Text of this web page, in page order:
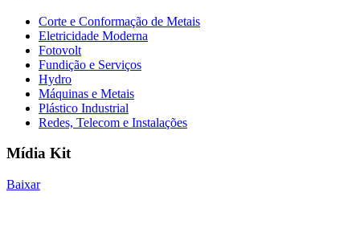
Corte e Conformação de Metais
Eletricidade Moderna
Fotovolt
Fundição e Serviços
Hydro
Máquinas e Metais
Plástico Industrial
Redes, Telecom e Instalações
Mídia Kit
Baixar